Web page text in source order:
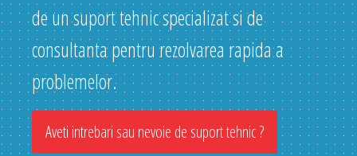
de un suport tehnic specializat si de
consultanta pentru rezolvarea rapida a
problemelor.
Aveti intrebari sau nevoie de suport tehnic ?